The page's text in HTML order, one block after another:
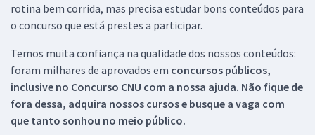
rotina bem corrida, mas precisa estudar bons conteúdos para
o concurso que está prestes a participar.
Temos muita confiança na qualidade dos nossos conteúdos:
foram milhares de aprovados em concursos públicos,
inclusive no Concurso CNU com a nossa ajuda. Não fique de
fora dessa, adquira nossos cursos e busque a vaga com
que tanto sonhou no meio público.